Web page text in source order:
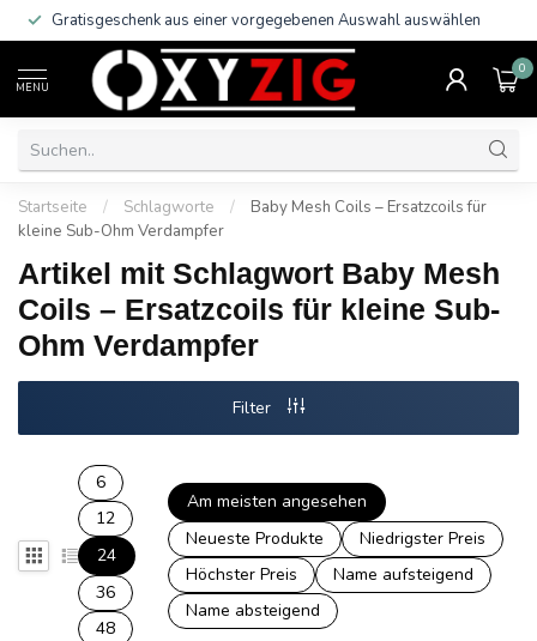
Gratisgeschenk aus einer vorgegebenen Auswahl auswählen
MENU
0
Startseite / Schlagworte /
Baby Mesh Coils – Ersatzcoils für
kleine Sub-Ohm Verdampfer
Artikel mit Schlagwort Baby Mesh
Coils – Ersatzcoils für kleine Sub-
Ohm Verdampfer
Filter
6
12
24
36
48
Am meisten angesehen
Neueste Produkte
Niedrigster Preis
Höchster Preis
Name aufsteigend
Name absteigend